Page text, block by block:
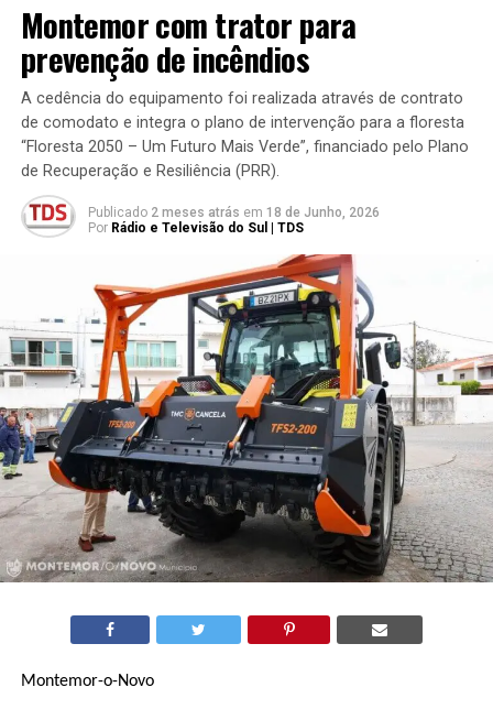
Montemor com trator para
prevenção de incêndios
A cedência do equipamento foi realizada através de contrato
de comodato e integra o plano de intervenção para a floresta
“Floresta 2050 – Um Futuro Mais Verde”, financiado pelo Plano
de Recuperação e Resiliência (PRR).
Publicado 2 meses atrás em 18 de Junho, 2026
Por Rádio e Televisão do Sul | TDS
Montemor-o-Novo